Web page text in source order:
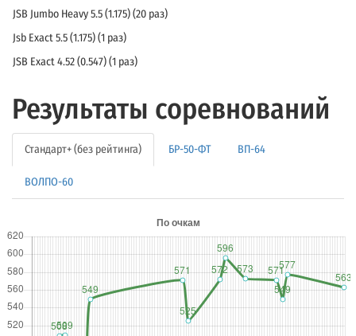
JSB Jumbo Heavy 5.5 (1.175) (20 раз)
Jsb Exact 5.5 (1.175) (1 раз)
JSB Exact 4.52 (0.547) (1 раз)
Результаты соревнований
Стандарт+ (без рейтинга) БР-50-ФТ ВП-64
ВОЛПО-60